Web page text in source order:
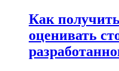
Как
оценивать